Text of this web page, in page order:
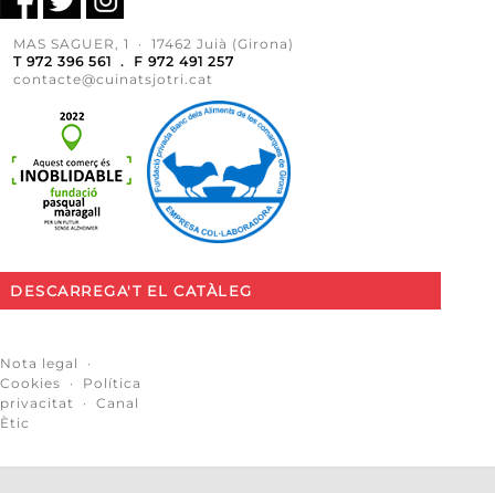
MAS SAGUER, 1 · 17462 Juià (Girona)
T 972 396 561 . F 972 491 257
contacte@cuinatsjotri.cat
DESCARREGA'T EL CATÀLEG
Nota legal
·
Cookies · Política
privacitat · Canal
Ètic